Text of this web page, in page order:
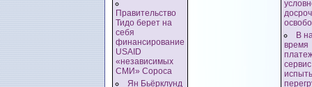
Правительство
Тидо берет на
себя
финансирование
USAID
«независимых
СМИ» Сороса
Ян Бьёрклунд
В
время